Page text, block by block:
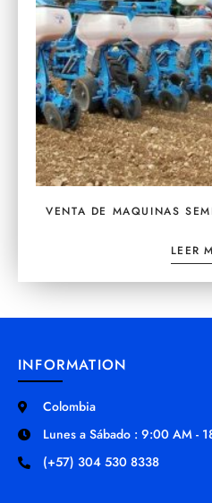
VENTA DE MAQUINAS
LEER
INFORMATION
Colombia
Lunes a Sábado : 9:00 AM -
(+57) 304 530 8338